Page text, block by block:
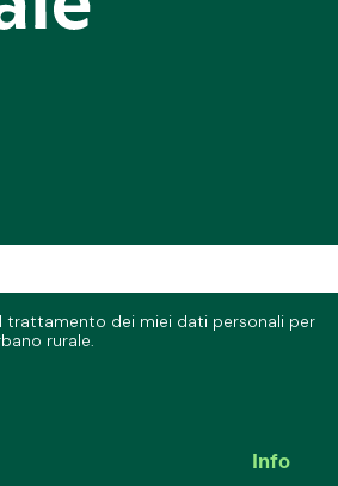
trattamento dei miei dati personali per
rurale.
Info